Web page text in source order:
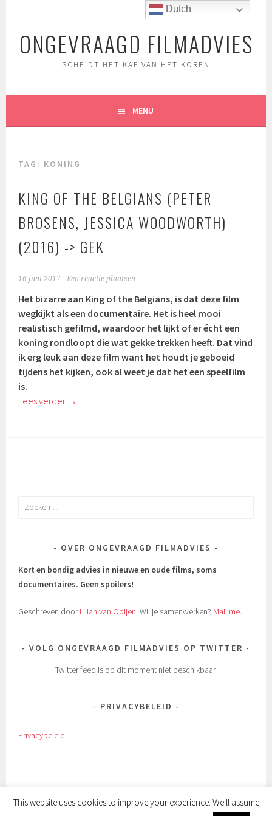
inhoudONGEVRAAGD FILMADVIES
SCHEIDT HET KAF VAN HET KOREN
MENU
TAG: KONING
KING OF THE BELGIANS (PETER
BROSENS, JESSICA WOODWORTH)
(2016) -> GEK
16 juni 2017 Een reactie plaatsen
Het bizarre aan King of the Belgians, is dat deze film
wegkijkt als een documentaire. Het is heel mooi
realistisch gefilmd, waardoor het lijkt of er écht een
koning rondloopt die wat gekke trekken heeft. Dat vind
ik erg leuk aan deze film want het houdt je geboeid
tijdens het kijken, ook al weet je dat het een speelfilm
is.
Lees verder →
Zoeken
OVER ONGEVRAAGD FILMADVIES
Kort en bondig advies in nieuwe en oude films, soms
documentaires. Geen spoilers!
Geschreven doorLilian van Ooijen. Wil je samenwerken? Mail me.
VOLG ONGEVRAAGD FILMADVIES OP TWITTER
Twitter feed is op dit moment niet beschikbaar.
PRIVACYBELEID
Privacybeleid
This website uses cookies to improve your experience. We'll assume
Dutch